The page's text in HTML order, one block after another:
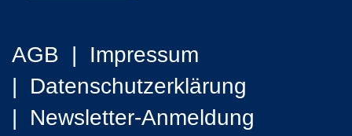
AGB
Impressum
Datenschutzerklärung
Newsletter-Anmeldung